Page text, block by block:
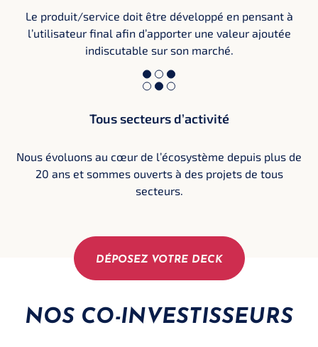
Le produit/service doit être développé en pensant à
l’utilisateur final afin d’apporter une valeur ajoutée
indiscutable sur son marché.
Tous secteurs d’activité
Nous évoluons au cœur de l’écosystème depuis plus de
20 ans et sommes ouverts à des projets de tous
secteurs.
DÉPOSEZ VOTRE DECK
NOS CO-INVESTISSEURS